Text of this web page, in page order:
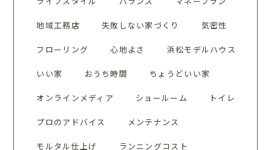
地域工務店 失敗しない家づくり 気密性
フローリング 心地よさ 浜松モデルハウス
いい家 おうち時間 ちょうどいい家
オンラインメディア ショールーム トイレ
プロのアドバイス メンテナンス
モルタル仕上げ ランニングコスト